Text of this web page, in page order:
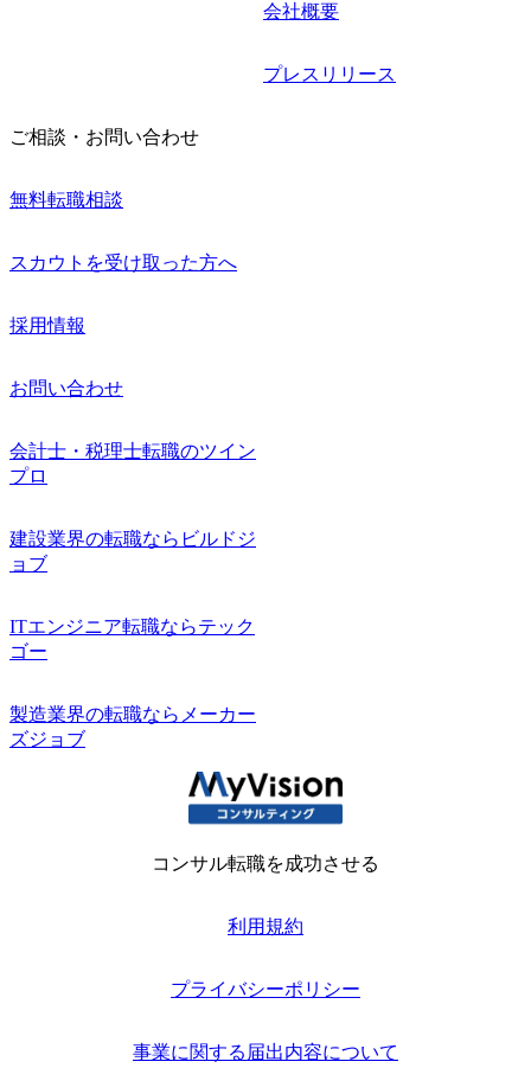
会社概要
プレスリリース
ご相談・お問い合わせ
無料転職相談
スカウトを受け取った方へ
採用情報
お問い合わせ
会計士・税理士転職のツイン
プロ
建設業界の転職ならビルドジ
ョブ
ITエンジニア転職ならテック
ゴー
製造業界の転職ならメーカー
ズジョブ
コンサル転職を成功させる
利用規約
プライバシーポリシー
事業に関する届出内容について